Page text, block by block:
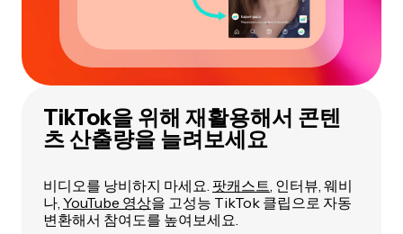
TikTok을 위해 재활용해서 콘텐
츠 산출량을 늘려보세요
비디오를 낭비하지 마세요. 팟캐스트 , 인터뷰, 웨비
나, YouTube 영상을 고성능 TikTok 클립으로 자동
변환해서 참여도를 높여보세요.